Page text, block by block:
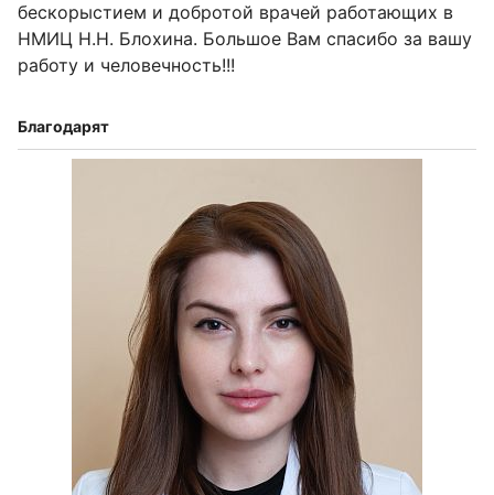
бескорыстием и добротой врачей работающих в
НМИЦ Н.Н. Блохина. Большое Вам спасибо за вашу
работу и человечность!!!
Благодарят